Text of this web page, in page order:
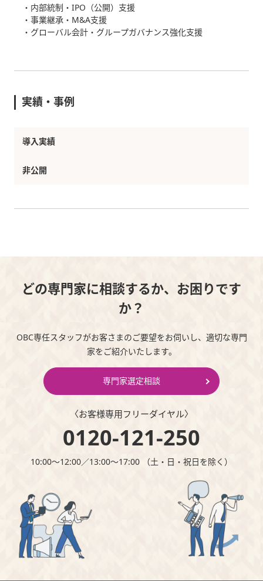
・内部統制・IPO（公開）支援
・事業継承・M&A支援
・グローバル会計・グループガバナンス強化支援
実績・事例
導入実績
非公開
どの専門家に相談するか、お困りです
か？
OBC専任スタッフがお客さまのご要望をお伺いし、適切な専門
家をご紹介いたします。
専門家選定相談
〈お客様専⽤フリーダイヤル〉
0120-121-250
10:00～12:00∕13:00～17:00 （⼟・⽇・祝⽇を除く）